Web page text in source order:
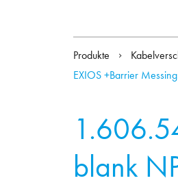
Produkte
EXIOS +Barrier
blank